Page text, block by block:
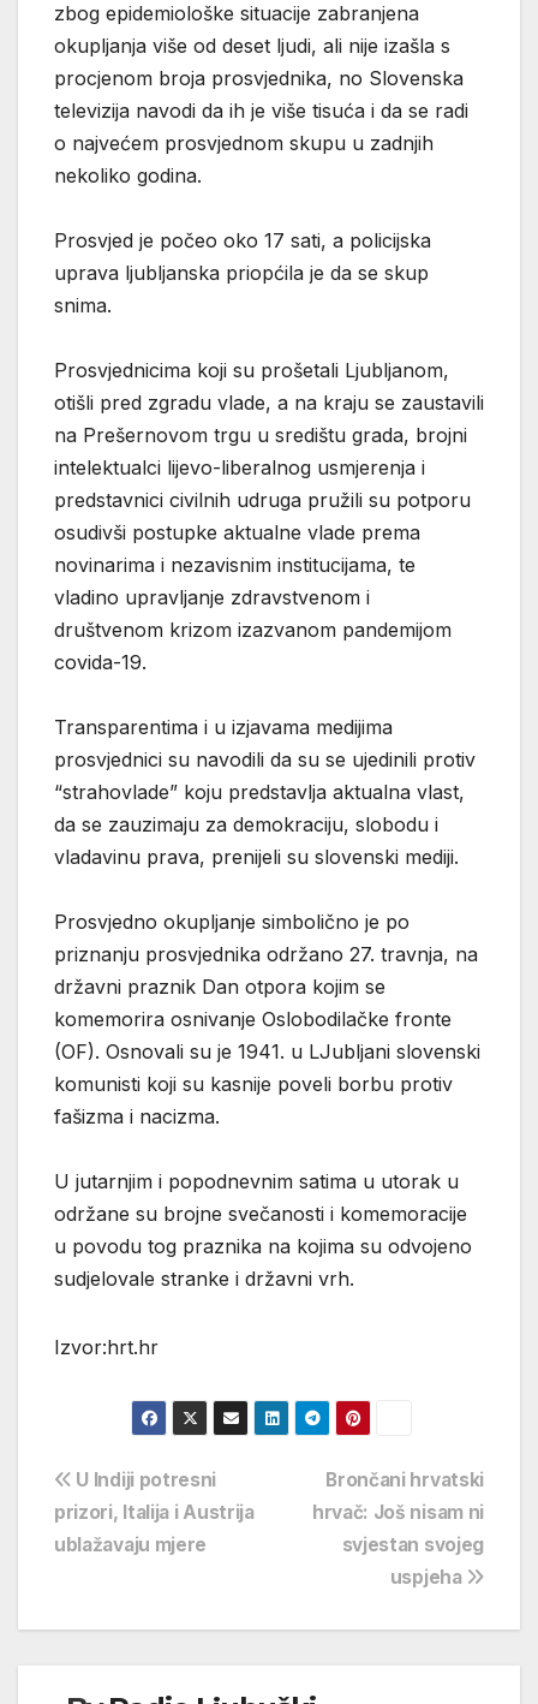
zbog epidemiološke situacije zabranjena
okupljanja više od deset ljudi, ali nije izašla s
procjenom broja prosvjednika, no Slovenska
televizija navodi da ih je više tisuća i da se radi
o najvećem prosvjednom skupu u zadnjih
nekoliko godina.
Prosvjed je počeo oko 17 sati, a policijska
uprava ljubljanska priopćila je da se skup
snima.
Prosvjednicima koji su prošetali Ljubljanom,
otišli pred zgradu vlade, a na kraju se zaustavili
na Prešernovom trgu u središtu grada, brojni
intelektualci lijevo-liberalnog usmjerenja i
predstavnici civilnih udruga pružili su potporu
osudivši postupke aktualne vlade prema
novinarima i nezavisnim institucijama, te
vladino upravljanje zdravstvenom i
društvenom krizom izazvanom pandemijom
covida-19.
Transparentima i u izjavama medijima
prosvjednici su navodili da su se ujedinili protiv
“strahovlade” koju predstavlja aktualna vlast,
da se zauzimaju za demokraciju, slobodu i
vladavinu prava, prenijeli su slovenski mediji.
Prosvjedno okupljanje simbolično je po
priznanju prosvjednika održano 27. travnja, na
državni praznik Dan otpora kojim se
komemorira osnivanje Oslobodilačke fronte
(OF). Osnovali su je 1941. u LJubljani slovenski
komunisti koji su kasnije poveli borbu protiv
fašizma i nacizma.
U jutarnjim i popodnevnim satima u utorak u
održane su brojne svečanosti i komemoracije
u povodu tog praznika na kojima su odvojeno
sudjelovale stranke i državni vrh.
Izvor:hrt.hr
Navigacija
objava
Brončani hrvatski
hrvač: Još nisam ni
svjestan svojeg
uspjeha
U Indiji potresni
prizori, Italija i Austrija
ublažavaju mjere